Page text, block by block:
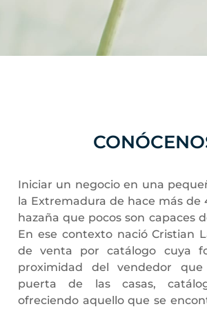
Iniciar un negocio en una
la Extremadura de hace más de
hazaña que pocos son capaces
En ese contexto nació Cristian
de venta por catálogo cuya
proximidad del vendedor
puerta de las casas,
ofreciendo aquello que se